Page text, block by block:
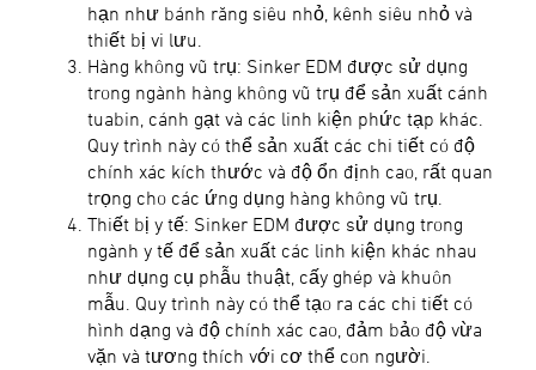
hạn như bánh răng siêu nhỏ, kênh siêu nhỏ và
thiết bị vi lưu.
Hàng không vũ trụ: Sinker EDM được sử dụng
trong ngành hàng không vũ trụ để sản xuất cánh
tuabin, cánh gạt và các linh kiện phức tạp khác.
Quy trình này có thể sản xuất các chi tiết có độ
chính xác kích thước và độ ổn định cao, rất quan
trọng cho các ứng dụng hàng không vũ trụ.
Thiết bị y tế: Sinker EDM được sử dụng trong
ngành y tế để sản xuất các linh kiện khác nhau
như dụng cụ phẫu thuật, cấy ghép và khuôn
mẫu. Quy trình này có thể tạo ra các chi tiết có
hình dạng và độ chính xác cao, đảm bảo độ vừa
vặn và tương thích với cơ thể con người.